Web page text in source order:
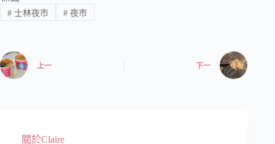
#士林夜市 #夜市
上一 下一
關於Claire